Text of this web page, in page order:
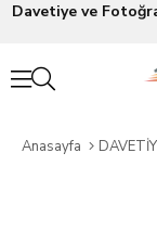
Davetiye ve
Anasayfa